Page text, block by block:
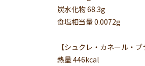
炭水化物 68.3g
食塩相当量 0.0072g
【シュクレ・カネール・ブ
熱量 446kcal